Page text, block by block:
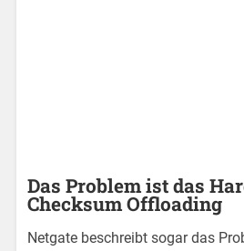
Das Problem ist das
Checksum Offloading
Netgate beschreibt sogar das